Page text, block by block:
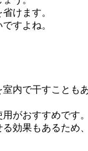
けます。
すよね。
内で干すことも
がおすすめです。
効果もあるため